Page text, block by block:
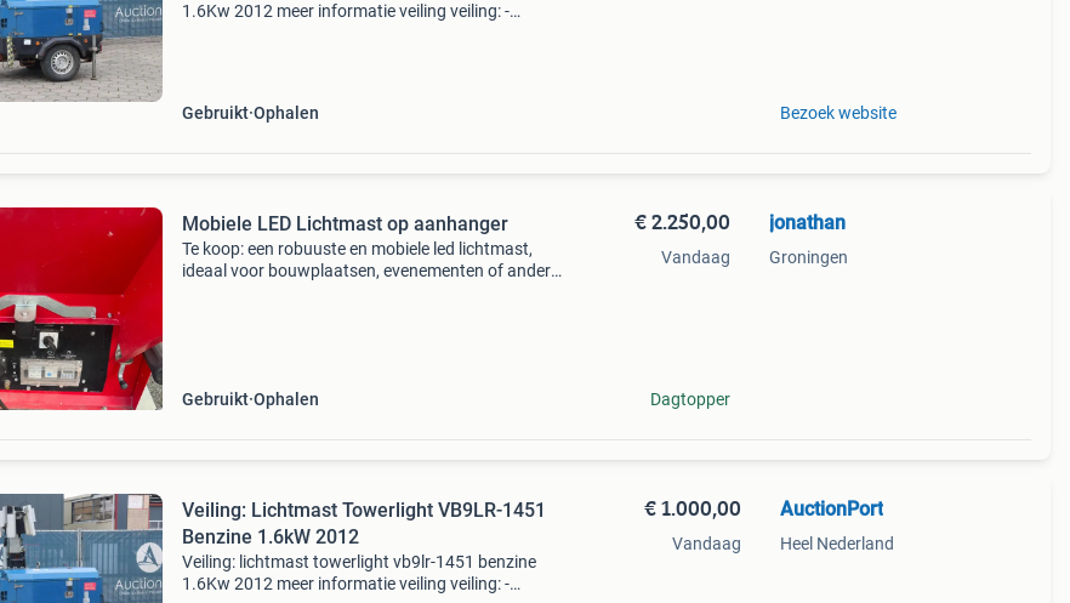
1.6Kw 2012 meer informatie veiling veiling: -
Gebruikt Ophalen Bezoek website
Mobiele LED Lichtmast op aanhanger
Te koop: een robuuste en mobiele led lichtmast,
ideaal voor bouwplaatsen, evenementen of andere
Gebruikt Ophalen
€ 2.250,00
Vandaag
Dagtopper
jonathan
Groningen
Veiling: Lichtmast Towerlight VB9LR-1451
Benzine 1.6kW 2012
Veiling: lichtmast towerlight vb9lr-1451 benzine
1.6Kw 2012 meer informatie veiling veiling: -
€ 1.000,00
Vandaag
AuctionPort
Heel Nederland